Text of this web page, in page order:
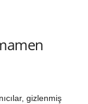
gizlenmiş